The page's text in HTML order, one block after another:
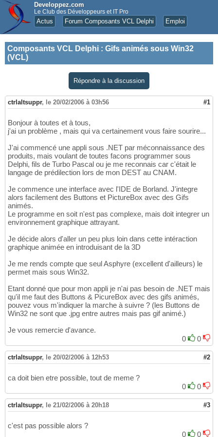
Developpez.com
Le Club des Développeurs et IT Pro
Actus Forum Composants VCL Delphi Emploi
Composants VCL Delphi : Gifs animés sous Win32
(VCL)
Répondre à la discussion
ctrlaltsuppr, le 20/02/2006 à 03h56 #1
Bonjour à toutes et à tous,
j'ai un problème , mais qui va certainement vous faire sourire...
J'ai commencé une appli sous .NET par méconnaissance des
produits, mais voulant de toutes facons programmer sous
Delphi, fils de Turbo Pascal ou je me reconnais car c'était le
langage de prédilection lors de mon DEST au CNAM.
Je commence une interface avec l'IDE de Borland. J'integre
alors facilement des Buttons et PictureBox avec des Gifs
animés.
Le programme en soit n'est pas complexe, mais doit integrer un
environnement graphique attrayant.
Je décide alors d'aller un peu plus loin dans cette intéraction
graphique animée en introduisant de la 3D
Je me rends compte que seul Asphyre (excellent d'ailleurs) le
permet mais sous Win32.
Etant donné que pour mon appli je n'ai pas besoin de .NET mais
qu'il me faut des Buttons & PicureBox avec des gifs animés,
pouvez vous m'indiquer la marche à suivre ? (les Buttons de
Win32 ne sont que .jpg entre autres mais pas gif animé.)
Je vous remercie d'avance.
0
0
ctrlaltsuppr, le 20/02/2006 à 12h53 #2
ca doit bien etre possible, tout de meme ?
0
0
ctrlaltsuppr, le 21/02/2006 à 20h18 #3
c'est pas possible alors ?
0
0